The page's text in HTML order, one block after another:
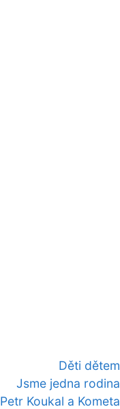
Děti dětem
Jsme jedna rodina
Petr Koukal a Kometa